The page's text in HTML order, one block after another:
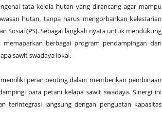
tata kelola hutan yang dirancang agar mampu
hutan, tanpa harus mengorbankan kelestarian
Sosial (PS). Sebagai langkah nyata untuk mendukung
berbagai program pendampingan dari
sawit swadaya lokal.
peran penting dalam memberikan pembinaan
para petani kelapa sawit swadaya. Sinergi ini
terintegrasi langsung dengan penguatan kapasitas